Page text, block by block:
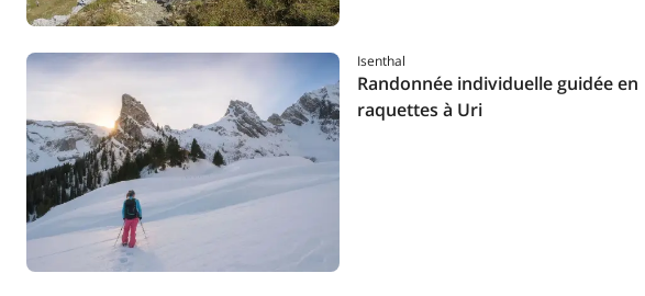
Isenthal
Randonnée individuelle guidée en
raquettes à Uri